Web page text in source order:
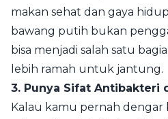
makan sehat dan gaya
bawang putih bukan
bisa menjadi salah satu
lebih ramah untuk jantung.
3. Punya Sifat Antibakteri
Kalau kamu pernah